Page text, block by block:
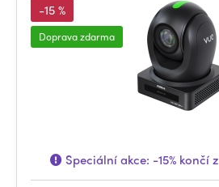
-15 %
Doprava zdarma
Speciální akce: -15%končí